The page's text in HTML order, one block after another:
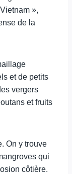
»,
de la
et de petits
vergers
et fruits
On y trouve
qui
côtière.